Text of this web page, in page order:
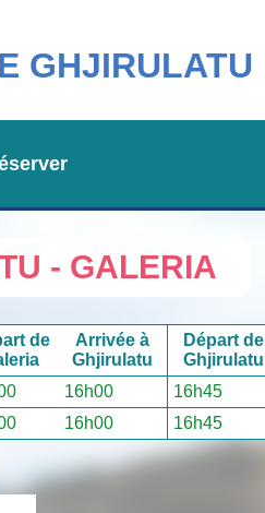
GHJIRULATU
- GALERIA
de
Arrivée à
Ghjirulatu
Départ de
Ghjirulatu
16h00 16h45
16h00 16h45